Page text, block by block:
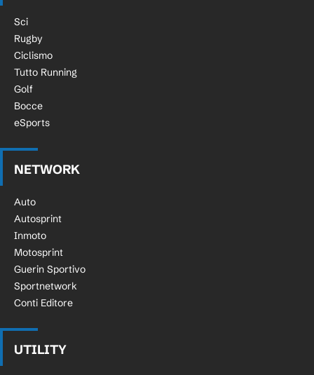
Sci
Rugby
Ciclismo
Tutto Running
Golf
Bocce
eSports
NETWORK
Auto
Autosprint
Inmoto
Motosprint
Guerin Sportivo
Sportnetwork
Conti Editore
UTILITY